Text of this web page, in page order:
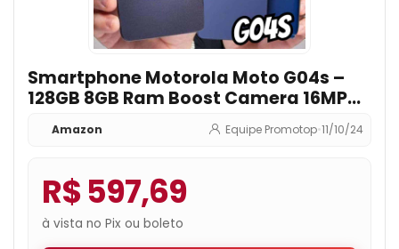
Smartphone Motorola Moto G04s –
128GB 8GB Ram Boost Camera 16MP
com sensor Moto AI FPS lateral Grafite
Amazon Equipe Promotop•11/10/24
R$ 597,69
à vista no Pix ou boleto